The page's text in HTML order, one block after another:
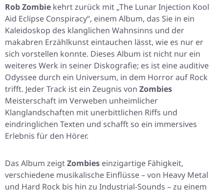
Rob Zombie kehrt zurück mit „The Lunar Injection Kool
Aid Eclipse Conspiracy“, einem Album, das Sie in ein
Kaleidoskop des klanglichen Wahnsinns und der
makabren Erzählkunst eintauchen lässt, wie es nur er
sich vorstellen konnte. Dieses Album ist nicht nur ein
weiteres Werk in seiner Diskografie; es ist eine auditive
Odyssee durch ein Universum, in dem Horror auf Rock
trifft. Jeder Track ist ein Zeugnis von Zombies
Meisterschaft im Verweben unheimlicher
Klanglandschaften mit unerbittlichen Riffs und
eindringlichen Texten und schafft so ein immersives
Erlebnis für den Hörer.
Das Album zeigtZombies einzigartige Fähigkeit,
verschiedene musikalische Einflüsse – von Heavy Metal
und Hard Rock bis hin zu Industrial-Sounds – zu einem